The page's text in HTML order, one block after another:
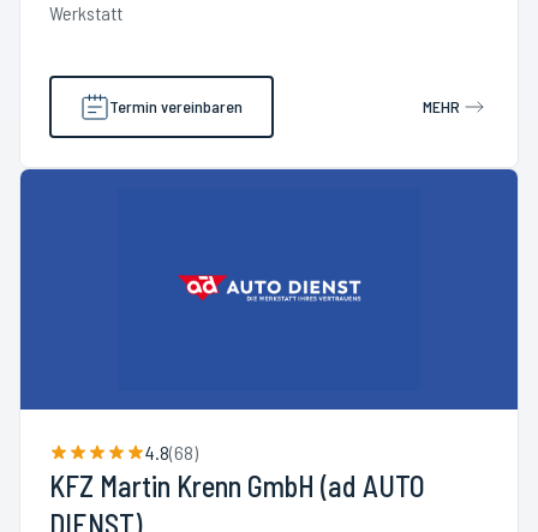
Werkstatt
Termin vereinbaren MEHR
4.8(68)
KFZ Martin Krenn GmbH (ad AUTO
DIENST)